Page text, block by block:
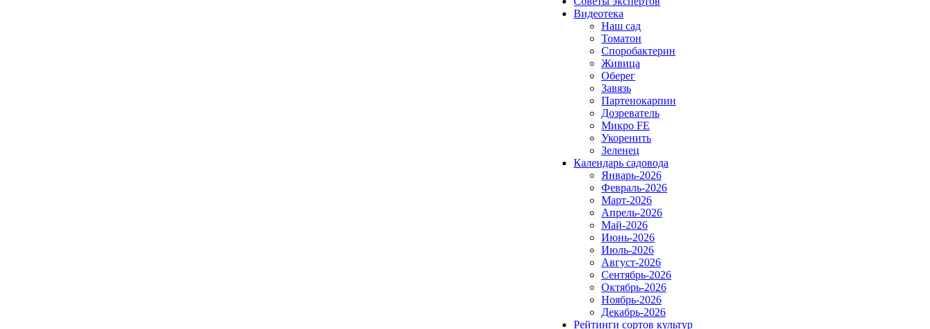
Видеотека
Наш сад
Томатон
Споробактерин
Живица
Оберег
Завязь
Партенокарпин
Дозреватель
Микро FE
Укоренить
Зеленец
Календарь садовода
Январь-2026
Февраль-2026
Март-2026
Апрель-2026
Май-2026
Июнь-2026
Июль-2026
Август-2026
Сентябрь-2026
Октябрь-2026
Ноябрь-2026
Декабрь-2026
Рейтинги сортов культур